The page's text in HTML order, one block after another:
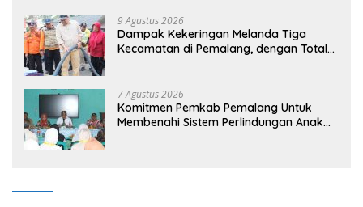
9 Agustus 2026
Dampak Kekeringan Melanda Tiga
Kecamatan di Pemalang, dengan Total
7 Agustus 2026
Komitmen Pemkab Pemalang Untuk
Membenahi Sistem Perlindungan Anak